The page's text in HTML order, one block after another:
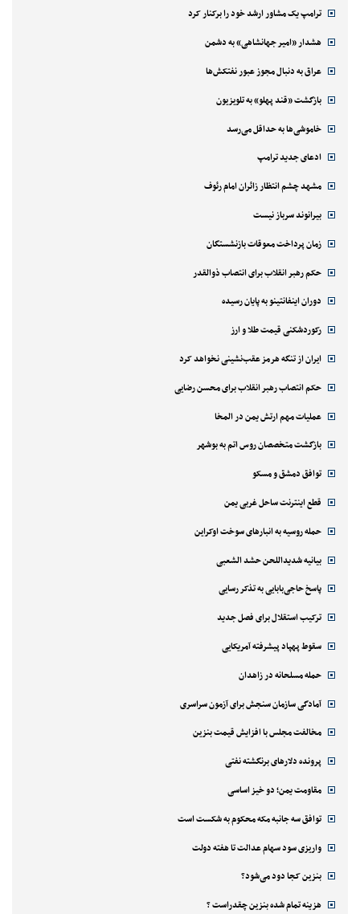
ترامپ یک مشاور ارشد خود را برکنار کرد
هشدار «امیر جهانشاهی» به دشمن
عراق به دنبال مجوز عبور نفتکش‌ها
بازگشت «قند پهلو» به تلویزیون
خاموشی‌ها به حداقل می‌رسد
ادعای جدید ترامپ
مشهد چشم انتظار زائران امام رئوف
بیرانوند سرباز نیست
زمان پرداخت معوقات بازنشستگان
حکم رهبر انقلاب برای انتصاب ذوالقدر
دوران اینفانتینو به پایان رسیده
رکوردشکنی قیمت طلا و ارز
ایران از تنگه هرمز عقب‌نشینی نخواهد کرد
حکم انتصاب رهبر انقلاب برای محسن رضایی
عملیات مهم ارتش یمن در المخا
بازگشت متخصصان روس اتم به بوشهر
توافق دمشق و مسکو
قطع اینترنت ساحل غربی یمن
حمله روسیه به انبارهای سوخت اوکراین
بیانیه شدیداللحن حشد الشعبی
پاسخ حاجی‌بابایی به تذکر رسایی
ترکیب استقلال برای فصل جدید
سقوط پهپاد پیشرفته آمریکایی
حمله مسلحانه در زاهدان
آمادگی سازمان سنجش برای آزمون سراسری
مخالفت مجلس با افزایش قیمت بنزین
پرونده دلارهای برنگشته نفتی
مقاومت یمن؛ دو خیز اساسی
توافق سه جانبه مکه محکوم به شکست است
واریزی سود سهام عدالت تا هفته دولت
بنزین کجا دود می‌شود؟
هزینه تمام شده بنزین چقدراست ؟